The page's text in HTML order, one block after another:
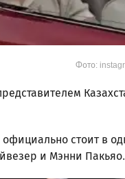
Фото:
стоит в
и Мэнни Пакьяо.